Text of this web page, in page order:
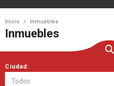
Inicio Inmuebles
Inmuebles
Ciudad:
Todos